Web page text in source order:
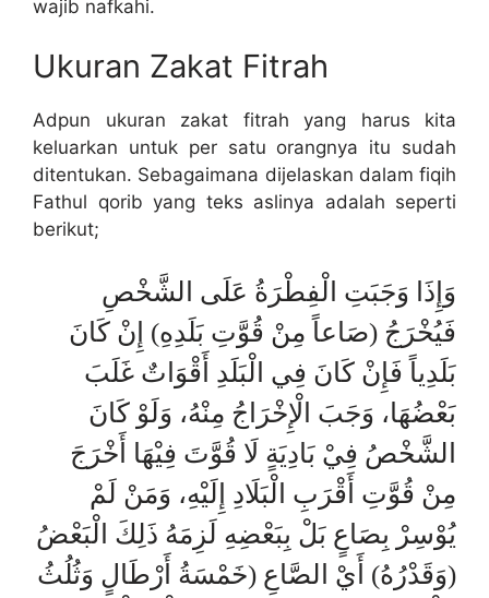
wajib nafkahi.
Ukuran Zakat Fitrah
Adpun ukuran zakat fitrah yang harus kita
keluarkan untuk per satu orangnya itu sudah
ditentukan. Sebagaimana dijelaskan dalam fiqih
Fathul qorib yang teks aslinya adalah seperti
berikut;
وَإِذَا وَجَبَتِ الْفِطْرَةُ عَلَى الشَّخْصِ
فَيُخْرَجُ (صَاعاً مِنْ قُوَّتِ بَلَدِهِ) إِنْ كَانَ
بَلَدِياً فَإِنْ كَانَ فِي الْبَلَدِ أَقْوَاتٌ غَلَبَ
بَعْضُهَا، وَجَبَ الْإِخْرَاجُ مِنْهُ، وَلَوْ كَانَ
الشَّخْصُ فِيْ بَادِيَةٍ لَا قُوَّتَ فِيْهَا أَخْرَجَ
مِنْ قُوَّتِ أَقْرَبِ الْبَلَادِ إِلَيْهِ، وَمَنْ لَمْ
يُوْسِرْ بِصَاعٍ بَلْ بِبَعْضِهِ لَزِمَهُ ذَلِكَ الْبَعْضُ
(وَقَدْرُهُ) أَيْ الصَّاعِ (خَمْسَةُ أَرْطَالٍ وَثُلُثُ